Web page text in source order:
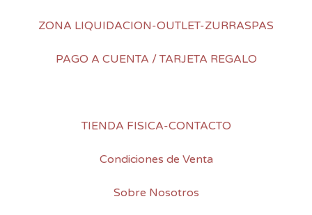
ZONA LIQUIDACION-OUTLET-ZURRASPAS
PAGO A CUENTA / TARJETA REGALO
TIENDA FISICA-CONTACTO
Condiciones de Venta
Sobre Nosotros